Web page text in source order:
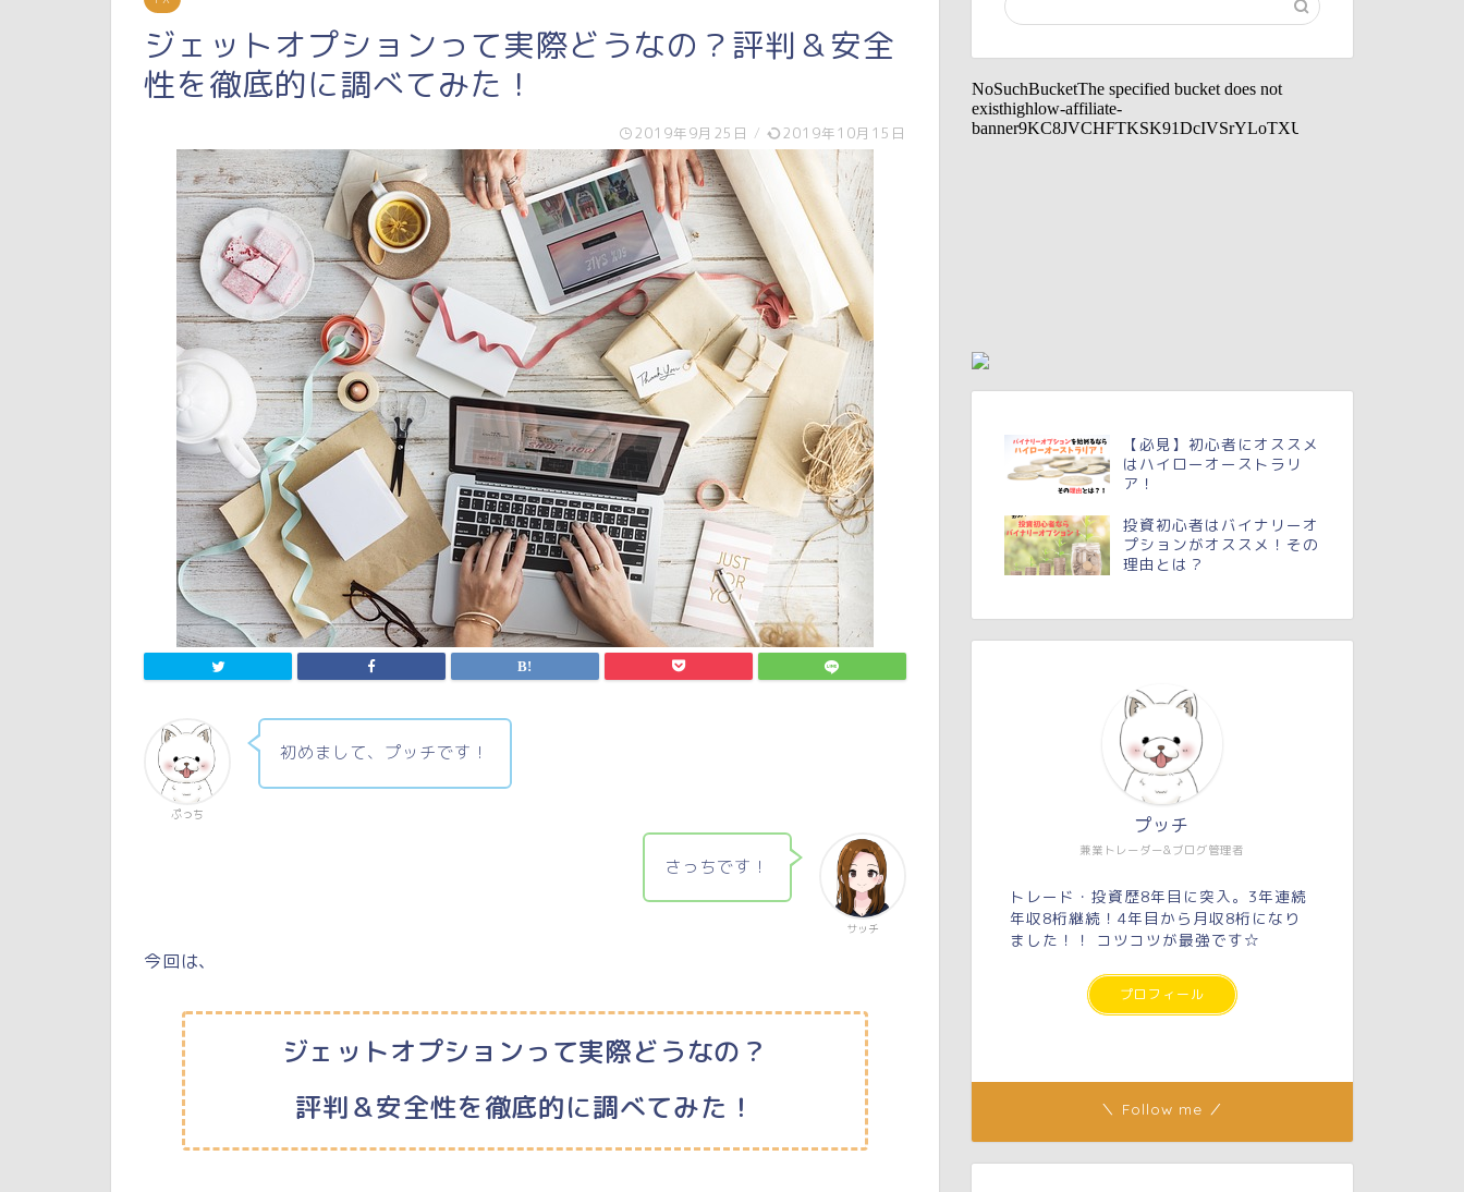
ジェットオプションって実際どうなの？評判＆安全
性を徹底的に調べてみた！
2019年9月25日 / 2019年10月15日
ぷっち
初めまして、プッチです！
サッチ
さっちです！
今回は、
ジェットオプションって実際どうなの？
評判＆安全性を徹底的に調べてみた！
【必見】初心者にオススメ
はハイローオーストラリ
ア！
投資初心者はバイナリーオ
プションがオススメ！その
理由とは？
兼業トレーダー&ブログ管理者
プッチ
トレード・投資歴8年目に突入。3年連続
年収8桁継続！4年目から月収8桁になり
ました！！ コツコツが最強です☆
プロフィール
＼ Follow me ／